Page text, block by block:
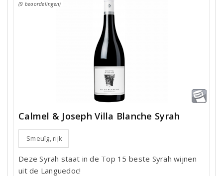
(9 beoordelingen)
Calmel & Joseph Villa Blanche Syrah
Smeuïg, rijk
Deze Syrah staat in de Top 15 beste Syrah wijnen
uit de Languedoc!